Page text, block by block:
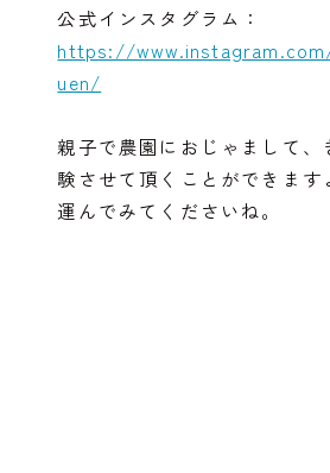
公式インスタグラム：
https://
uen/
親子で農園におじゃまして、
験させて頂くことができます
運んでみてくださいね。